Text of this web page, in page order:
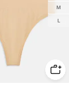
M
L